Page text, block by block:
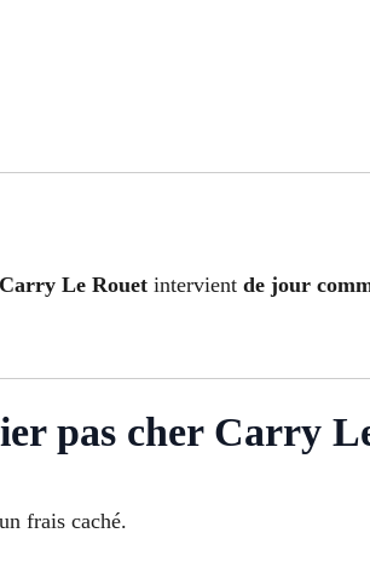
Le Rouet intervient de jour
pas cher Carry
frais caché.